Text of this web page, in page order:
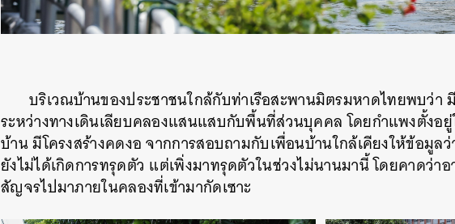
บริเวณบ้านของประชาชนใกล้กับท่าเรือสะพานมิตรมหาดไทยพบว่า
ระหว่างทางเดินเลียบคลองแสนแสบกับพื้นที่ส่วนบุคคล โดยกำแพงตั้งอยู่
บ้าน มีโครงสร้างคดงอ จากการสอบถามกับเพื่อนบ้านใกล้เคียงให้ข้อมูล
ยังไม่ได้เกิดการทรุดตัว แต่เพิ่งมาทรุดตัวในช่วงไม่นานมานี้ โดยคาดว่า
สัญจรไปมาภายในคลองที่เข้ามากัดเซาะ